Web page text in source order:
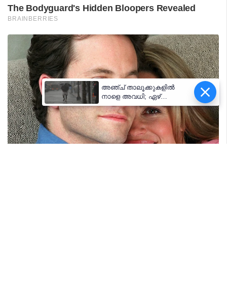
അഞ്ച് താലൂക്കുകളില്‍
നാളെ അവധി; ഏഴ്
ജില്ലകളില്‍ ഓറഞ്ച്
അലര്‍ട്ട്